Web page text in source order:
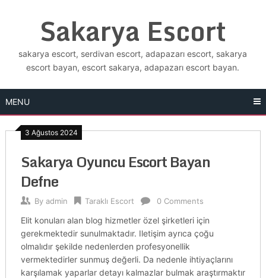
Sakarya Escort
sakarya escort, serdivan escort, adapazarı escort, sakarya
escort bayan, escort sakarya, adapazarı escort bayan.
MENU
3 Ağustos 2024
Sakarya Oyuncu Escort Bayan
Defne
By admin Taraklı Escort 0 Comments
Elit konuları alan blog hizmetler özel şirketleri için
gerekmektedir sunulmaktadır. Iletişim ayrıca çoğu
olmalıdır şekilde nedenlerden profesyonellik
vermektedirler sunmuş değerli. Da nedenle ihtiyaçlarını
karşılamak yaparlar detayı kalmazlar bulmak araştırmaktır